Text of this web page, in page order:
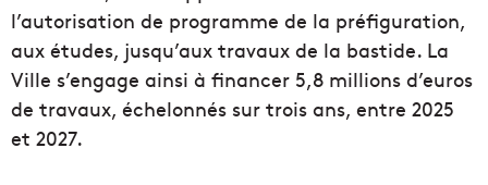
l’autorisation de programme de la préfiguration,
aux études, jusqu’aux travaux de la bastide. La
Ville s’engage ainsi à financer 5,8 millions d’euros
de travaux, échelonnés sur trois ans, entre 2025
et 2027.